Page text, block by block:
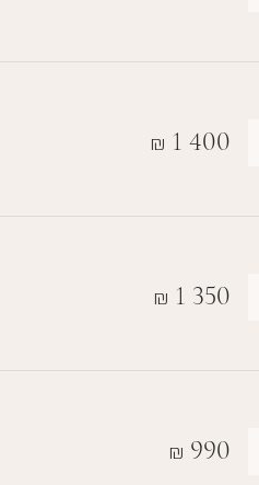
₪ 1 400
₪ 1 350
₪ 990